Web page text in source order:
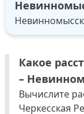
Какое
–
Вычислите
Черкесская